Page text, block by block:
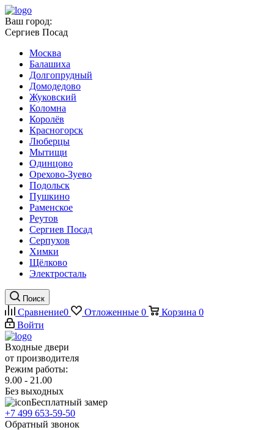
Ваш город:
Сергиев Посад
Москва
Балашиха
Долгопрудный
Домодедово
Жуковский
Коломна
Королёв
Красногорск
Люберцы
Мытищи
Одинцово
Орехово-Зуево
Подольск
Пушкино
Раменское
Реутов
Сергиев Посад
Серпухов
Химки
Щёлково
Электросталь
Поиск
Сравнение0 Отложенные 0 Корзина 0
Войти
Входные двери
от производителя
Режим работы:
9.00 - 21.00
Без выходных
Бесплатный замер
+7 499 653-59-50
Обратный звонок